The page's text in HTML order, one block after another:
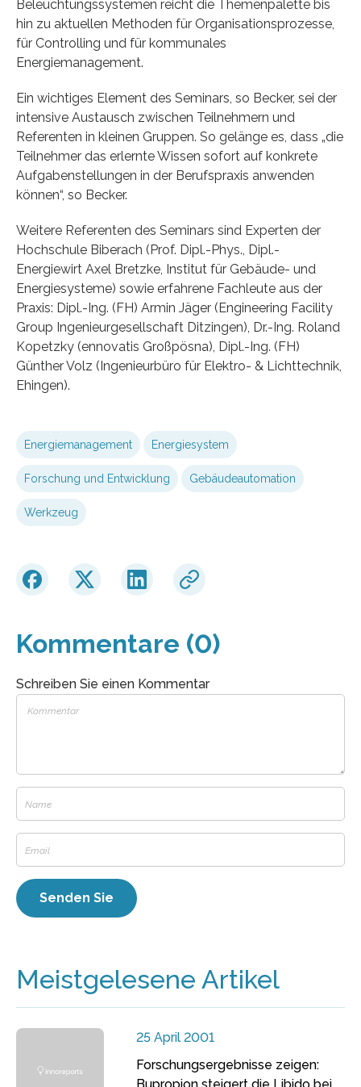
Beleuchtungssystemen reicht die Themenpalette bis
hin zu aktuellen Methoden für Organisationsprozesse,
für Controlling und für kommunales
Energiemanagement.
Ein wichtiges Element des Seminars, so Becker, sei der
intensive Austausch zwischen Teilnehmern und
Referenten in kleinen Gruppen. So gelänge es, dass „die
Teilnehmer das erlernte Wissen sofort auf konkrete
Aufgabenstellungen in der Berufspraxis anwenden
können“, so Becker.
Weitere Referenten des Seminars sind Experten der
Hochschule Biberach (Prof. Dipl.-Phys., Dipl.-
Energiewirt Axel Bretzke, Institut für Gebäude- und
Energiesysteme) sowie erfahrene Fachleute aus der
Praxis: Dipl.-Ing. (FH) Armin Jäger (Engineering Facility
Group Ingenieurgesellschaft Ditzingen), Dr.-Ing. Roland
Kopetzky (ennovatis Großpösna), Dipl.-Ing. (FH)
Günther Volz (Ingenieurbüro für Elektro- & Lichttechnik,
Ehingen).
Energiemanagement Energiesystem
Forschung und Entwicklung Gebäudeautomation
Werkzeug
Kommentare (0)
Schreiben Sie einen Kommentar
Meistgelesene Artikel
25 April 2001
Forschungsergebnisse zeigen:
Bupropion steigert die Libido bei